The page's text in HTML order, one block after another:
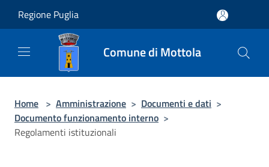
Regione Puglia
Comune di Mottola
Home > Amministrazione > Documenti e dati >
Documento funzionamento interno >
Regolamenti istituzionali